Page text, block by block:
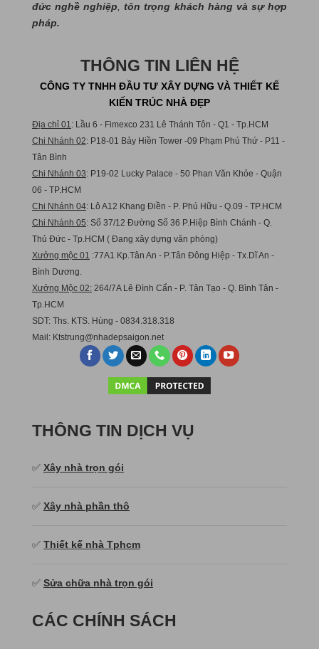
đức nghề nghiệp ,tôn trọng khách hàng và sự hợp
pháp.
THÔNG TIN LIÊN HỆ
CÔNG TY TNHH ĐẦU TƯ XÂY DỰNG VÀ THIẾT KẾ
KIẾN TRÚC NHÀ ĐẸP
Địa chỉ 01 : Lầu 6 - Fimexco 231 Lê Thánh Tôn - Q1 - Tp.HCM
Chi Nhánh 02: P18-01 Bảy Hiền Tower -09 Phạm Phú Thứ - P11 -
Tân Bình
Chi Nhánh 03: P19-02 Lucky Palace - 50 Phan Văn Khỏe - Quận
06 - TP.HCM
Chi Nhánh 04: Lô A12 Khang Điền - P. Phú Hữu - Q.09 - TP.HCM
Chi Nhánh 05: Số 37/12 Đường Số 36 P.Hiệp Bình Chánh - Q.
Thủ Đức - Tp.HCM ( Đang xây dựng văn phòng)
Xưởng mộc 01
:77A1 Kp.Tân An - P.Tân Đông Hiệp - Tx.Dĩ An -
Bình Dương.
Xưởng Mộc 02: 264/7A Lê Đình Cẩn - P. Tân Tạo - Q. Bình Tân -
Tp.HCM
SDT: Ths. KTS. Hùng - 0834.318.318
Mail: Ktstrung@nhadepsaigon.net
THÔNG TIN DỊCH VỤ
✅ Xây nhà trọn gói
✅ Xây nhà phần thô
✅ Thiết kế nhà Tphcm
✅ Sửa chữa nhà trọn gói
CÁC CHÍNH SÁCH